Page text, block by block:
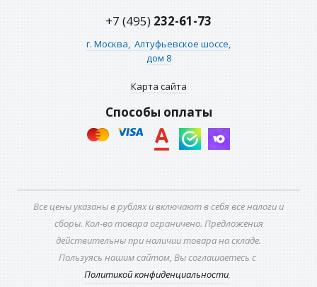
+7 (495) 232-61-73
г. Москва, Алтуфьевское шоссе,
дом 8
Карта сайта
Способы оплаты
Все цены указаны в рублях и включают в себя все налоги и
сборы. Кол-во товара ограничено. Предложения
действительны при наличии товара на складе.
Пользуясь нашим сайтом, Вы соглашаетесь с
Политикой конфиденциальности,